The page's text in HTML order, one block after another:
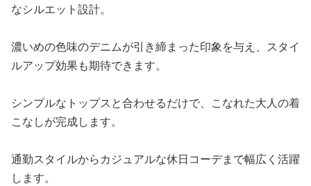
なシルエット設計。
濃いめの色味のデニムが引き締まった印象を与え、スタイ
ルアップ効果も期待できます。
シンプルなトップスと合わせるだけで、こなれた大人の着
こなしが完成します。
通勤スタイルからカジュアルな休日コーデまで幅広く活躍
します。